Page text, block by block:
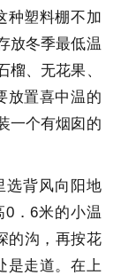
种塑料棚不加
放冬季最低温
、无花果、
放置喜中温的
一个有烟囱的
选背风向阳地
0．6米的小温
的沟，再按花
是走道。在上